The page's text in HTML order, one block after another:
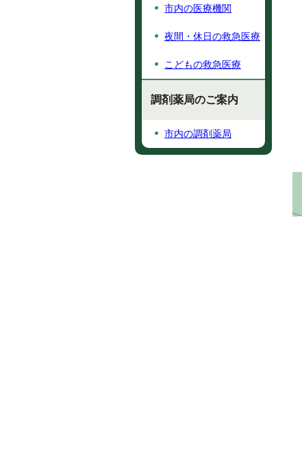
市内の医療機関
夜間・休日の救急医療
こどもの救急医療
調剤薬局のご案内
市内の調剤薬局